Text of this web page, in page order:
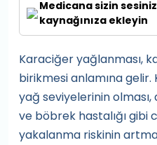
Medicana sizin
kaynağınıza ekleyin
Karaciğer yağlanması,
birikmesi anlamına
yağ seviyelerinin
ve böbrek hastalığı gibi
yakalanma riskinin